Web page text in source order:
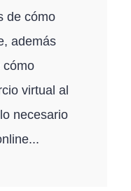
de cómo
además
cómo
virtual al
necesario